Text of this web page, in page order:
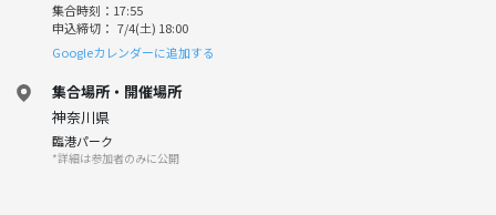
集合時刻：17:55
申込締切： 7/4(土) 18:00
Googleカレンダーに追加する
集合場所・開催場所
神奈川県
臨港パーク
*詳細は参加者のみに公開